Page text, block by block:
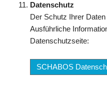
Datenschutz
Der Schutz Ihrer
Ausführliche
Datenschutzseite:
SCHABOS